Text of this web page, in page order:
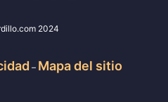
2024
– Mapa del sitio